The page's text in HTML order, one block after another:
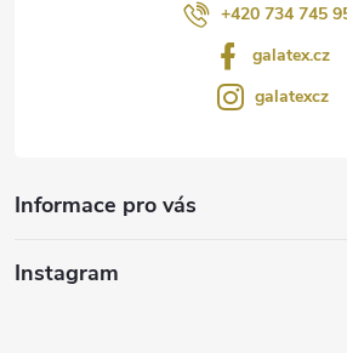
+420 734 745
galatex.cz
galatexcz
Informace pro vás
Instagram